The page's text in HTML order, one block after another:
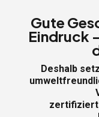
Gute
Eindruck
Deshalb
zertifiziert